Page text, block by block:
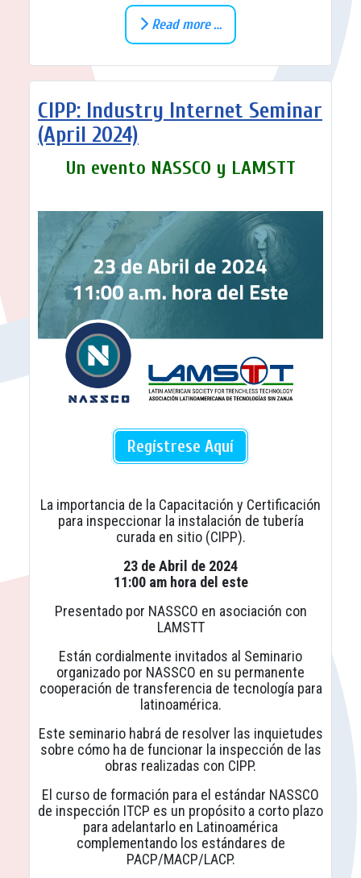
Read more …
CIPP: Industry Internet Seminar
(April 2024)
Un evento NASSCO y LAMSTT
Regístrese Aquí
La importancia de la Capacitación y Certificación
para inspeccionar la instalación de tubería
curada en sitio (CIPP).
23 de Abril de 2024
11:00 am hora del este
Presentado por NASSCO en asociación con
LAMSTT
Están cordialmente invitados al Seminario
organizado por NASSCO en su permanente
cooperación de transferencia de tecnología para
latinoamérica.
Este seminario habrá de resolver las inquietudes
sobre cómo ha de funcionar la inspección de las
obras realizadas con CIPP.
El curso de formación para el estándar NASSCO
de inspección ITCP es un propósito a corto plazo
para adelantarlo en Latinoamérica
complementando los estándares de
PACP/MACP/LACP.